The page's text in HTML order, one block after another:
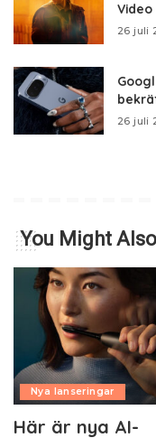
26 juli
26 juli
You Might
Nya lanseringar
Här är nya AI-